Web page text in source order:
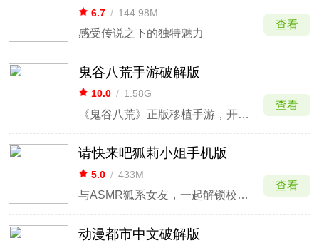
6.7 / 144.98M
感受传说之下的独特魅力
查看
鬼谷八荒手游破解版
10.0 / 1.58G
《鬼谷八荒》正版移植手游，开放沙盒修仙
查看
请快来吧狐莉小姐手机版
5.0 / 433M
与ASMR狐系女友，一起解锁校园秘闻
查看
动漫都市中文破解版